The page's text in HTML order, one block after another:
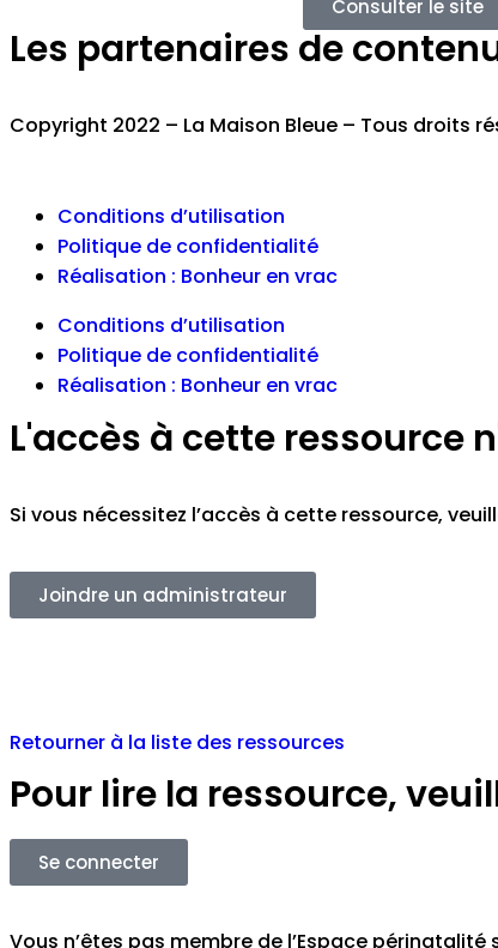
Consulter le site
Les partenaires de
Copyright 2022 – La Maison Bleue – Tous droits
Conditions d’utilisation
Politique de confidentialité
Réalisation : Bonheur en vrac
Conditions d’utilisation
Politique de confidentialité
Réalisation : Bonheur en vrac
L'accès à cette ressource
Si vous nécessitez l’accès à cette ressource,
Joindre un administrateur
Retourner à la liste des ressources
Pour lire la ressource,
Se connecter
Vous n’êtes pas membre de l’Espace périnatalité